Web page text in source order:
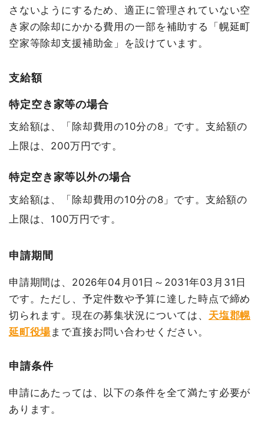
さないようにするため、適正に管理されていない空
き家の除却にかかる費用の一部を補助する「幌延町
空家等除却支援補助金」を設けています。
支給額
特定空き家等の場合
支給額は、「除却費用の10分の8」です。支給額の
上限は、200万円です。
特定空き家等以外の場合
支給額は、「除却費用の10分の8」です。支給額の
上限は、100万円です。
申請期間
申請期間は、2026年04月01日～2031年03月31日
です。ただし、予定件数や予算に達した時点で締め
切られます。現在の募集状況については、 天塩郡幌
延町役場まで直接お問い合わせください。
申請条件
申請にあたっては、以下の条件を全て満たす必要が
あります。